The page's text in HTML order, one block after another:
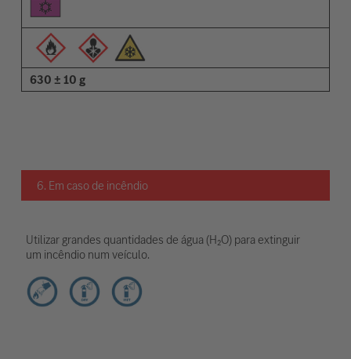
630 ± 10 g
6. Em caso de incêndio
Utilizar grandes quantidades de água (H₂O) para extinguir
um incêndio num veículo.